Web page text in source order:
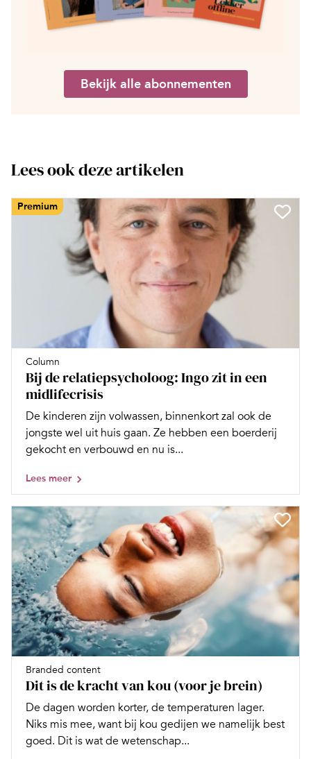
Bekijk alle abonnementen
Lees ook deze artikelen
Premium
Column
Bij de relatiepsycholoog: Ingo zit in een
midlifecrisis
De kinderen zijn volwassen, binnenkort zal ook de
jongste wel uit huis gaan. Ze hebben een boerderij
gekocht en verbouwd en nu is...
Lees meer
Branded content
Dit is de kracht van kou (voor je brein)
De dagen worden korter, de temperaturen lager.
Niks mis mee, want bij kou gedijen we namelijk best
goed. Dit is wat de wetenschap...